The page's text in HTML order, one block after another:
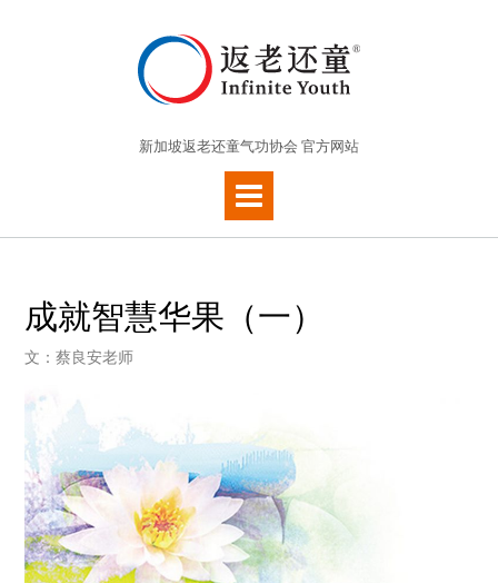
新加坡返老还童气功协会 官方网站
成就智慧华果（一）
文：蔡良安老师